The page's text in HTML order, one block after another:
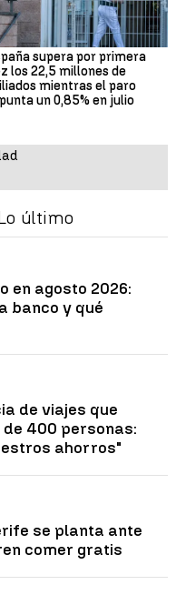
supera por primera
los 22,5 millones de
mientras el paro
un 0,85% en julio
último
en agosto 2026:
banco y qué
de viajes que
400 personas:
ahorros"
se planta ante
comer gratis